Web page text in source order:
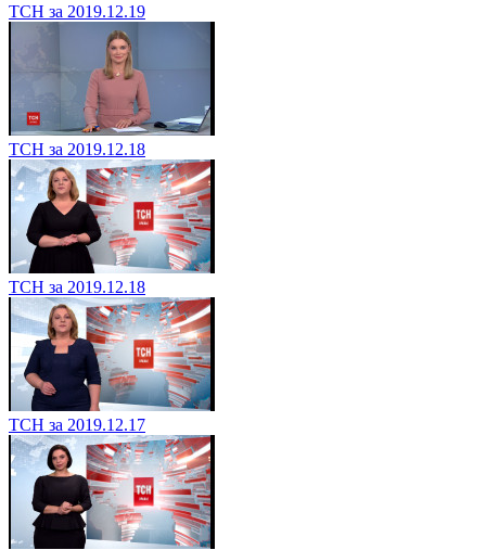
ТСН за 2019.12.19
ТСН за 2019.12.18
ТСН за 2019.12.18
ТСН за 2019.12.17